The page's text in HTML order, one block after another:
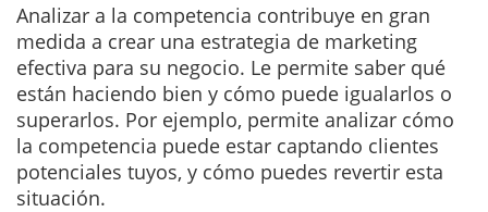
Analizar a la competencia contribuye en gran
medida a crear una estrategia de marketing
efectiva para su negocio. Le permite saber qué
están haciendo bien y cómo puede igualarlos o
superarlos. Por ejemplo, permite analizar cómo
la competencia puede estar captando clientes
potenciales tuyos, y cómo puedes revertir esta
situación.